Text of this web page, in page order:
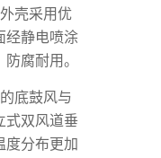
壳采用优
经静电喷涂
腐耐用。
底鼓风与
式双风道垂
度分布更加